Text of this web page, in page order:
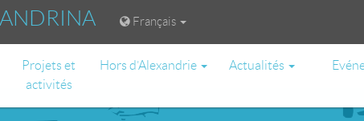
Français
Projets et
activités
Hors d’Alexandrie Actualités